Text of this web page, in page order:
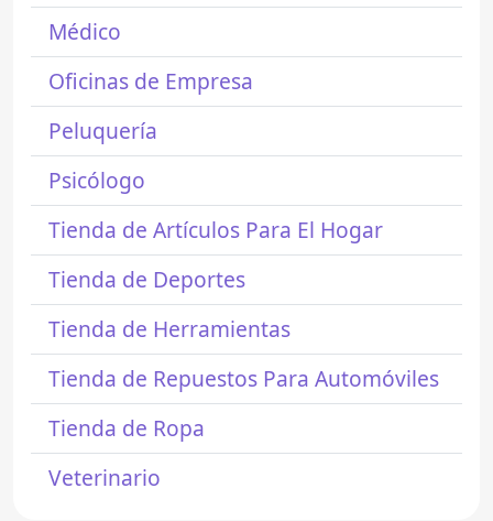
Médico
Oficinas de Empresa
Peluquería
Psicólogo
Tienda de Artículos Para El Hogar
Tienda de Deportes
Tienda de Herramientas
Tienda de Repuestos Para Automóviles
Tienda de Ropa
Veterinario